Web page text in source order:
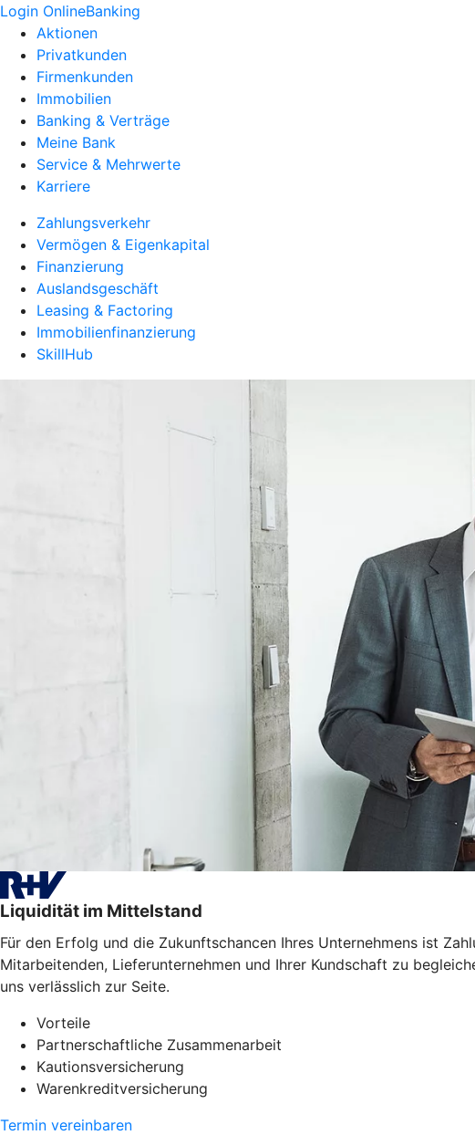
Login OnlineBanking
Aktionen
Privatkunden
Firmenkunden
Immobilien
Banking & Verträge
Meine Bank
Service & Mehrwerte
Karriere
Zahlungsverkehr
Vermögen & Eigenkapital
Finanzierung
Auslandsgeschäft
Leasing & Factoring
Immobilienfinanzierung
SkillHub
Liquidität im Mittelstand
Für den Erfolg und die Zukunftschancen Ihres Unternehmens ist
Mitarbeitenden, Lieferunternehmen und Ihrer Kundschaft zu
uns verlässlich zur Seite.
Vorteile
Partnerschaftliche Zusammenarbeit
Kautionsversicherung
Warenkreditversicherung
Termin vereinbaren